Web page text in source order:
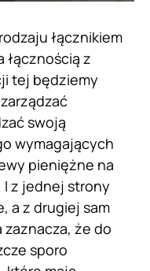
łącznikiem
łącznością z
tej będziemy
swoją
wymagających
pieniężne na
z jednej strony
a z drugiej sam
że do
sporo